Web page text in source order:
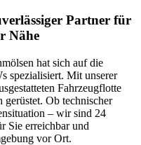
Partner für
Nähe
hat sich auf die
spezialisiert. Mit unserer
Fahrzeugflotte
Ob technischer
– wir sind 24
Sie erreichbar und
vor Ort.